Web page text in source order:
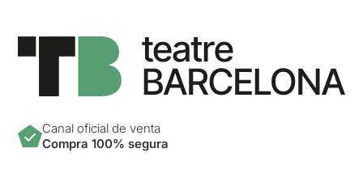
Canal oficial de venta
Compra 100% segura